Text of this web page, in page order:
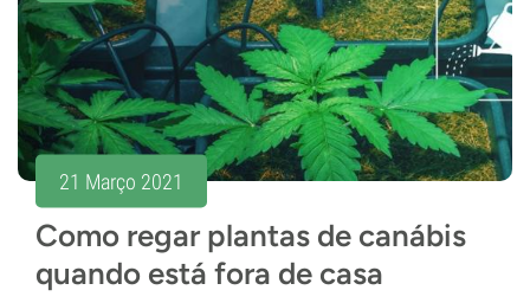
21 Março 2021
Como regar plantas de canábis
quando está fora de casa